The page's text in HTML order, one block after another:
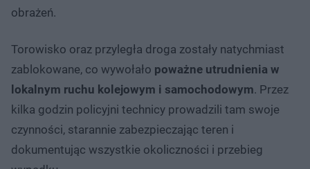
obrażeń.
Torowisko oraz przyległa droga zostały natychmiast
zablokowane, co wywołało poważne utrudnienia w
lokalnym ruchu kolejowym i samochodowym. Przez
kilka godzin policyjni technicy prowadzili tam swoje
czynności, starannie zabezpieczając teren i
dokumentując wszystkie okoliczności i przebieg